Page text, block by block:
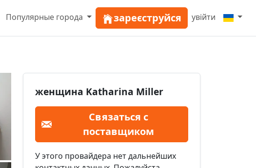
Популярные города зареєструйся увійти
женщина Katharina Miller
Связаться с
поставщиком
У этого провайдера нет дальнейших